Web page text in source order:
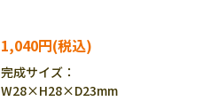
1,040円
完成サイズ：
W28×H28×D23mm